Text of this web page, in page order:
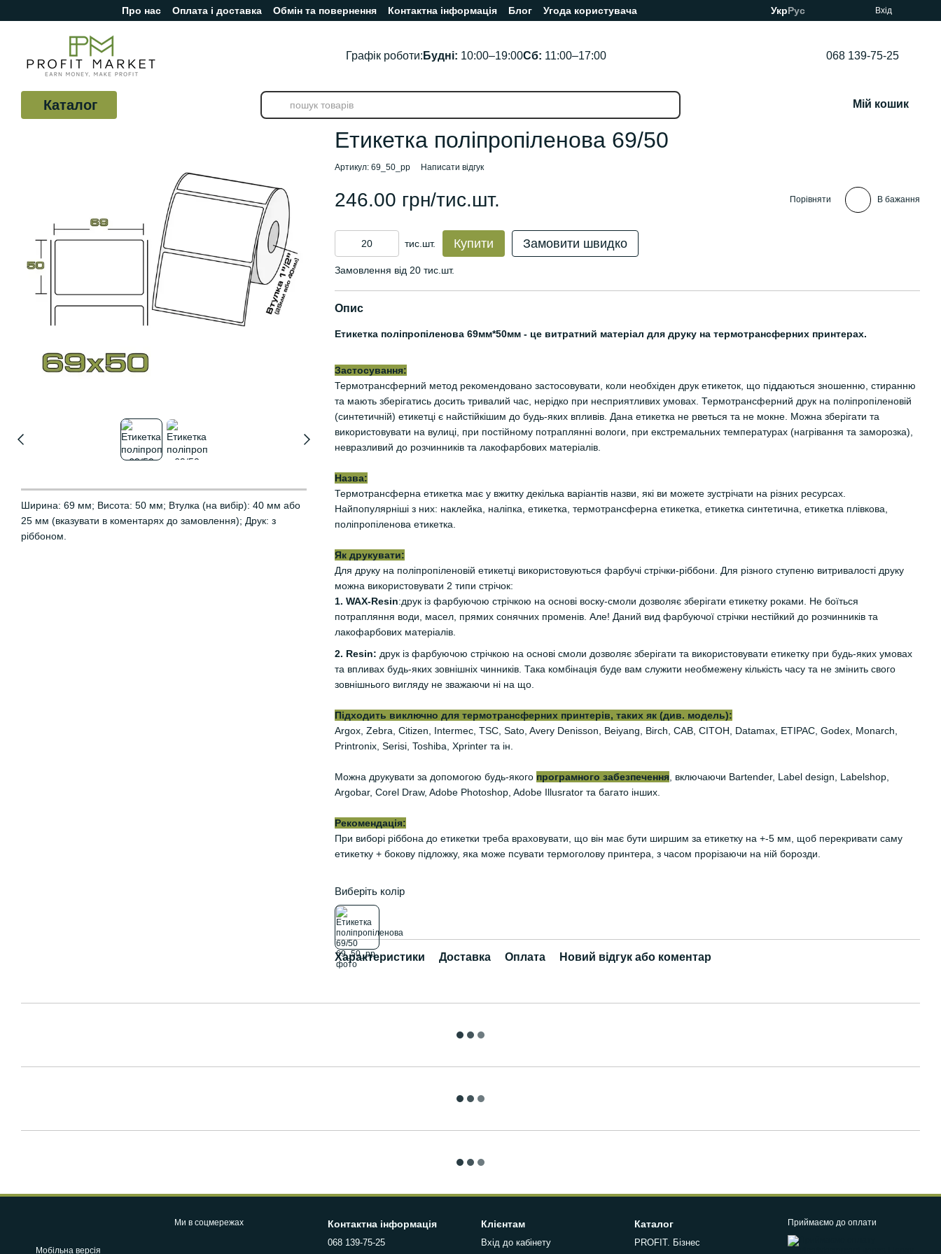
Перейти до основного контенту
Про нас Оплата і доставка Обмін та повернення Контактна інформація Блог
Угода користувача
Відгуки про магазин
УкрРус Вхід
Графік роботи: Будні: 10:00–19:00Сб: 11:00–17:00 068 139-75-25
Каталог Мій кошик
Ширина: 69 мм; Висота: 50 мм; Втулка (на вибір): 40 мм або
25 мм (вказувати в коментарях до замовлення); Друк: з
ріббоном.
Етикетка поліпропіленова 69/50
Артикул: 69_50_pp Написати відгук
246.00 грн/тис.шт. Порівняти В бажання
тис.шт. Купити Замовити швидко
Замовлення від 20 тис.шт.
Опис
Етикетка поліпропіленова 69мм*50мм - це витратний матеріал для друку на термотрансферних принтерах.
Застосування:
Термотрансферний метод рекомендовано застосовувати, коли необхіден друк етикеток, що піддаються зношенню, стиранню
та мають зберігатись досить тривалий час, нерідко при несприятливих умовах. Термотрансферний друк на поліпропіленовій
(синтетичній) етикетці є найстійкішим до будь-яких впливів. Дана етикетка не рветься та не мокне. Можна зберігати та
використовувати на вулиці, при постійному потраплянні вологи, при екстремальних температурах (нагрівання та заморозка),
невразливий до розчинників та лакофарбових матеріалів.
Назва:
Термотрансферна етикетка має у вжитку декілька варіантів назви, які ви можете зустрічати на різних ресурсах.
Найпопулярніші з них: наклейка, наліпка, етикетка, термотрансферна етикетка, етикетка синтетична, етикетка плівкова,
поліпропіленова етикетка.
Як друкувати:
Для друку на поліпропіленовій етикетці використовуються фарбучі стрічки-ріббони. Для різного ступеню витривалості друку
можна використовувати 2 типи стрічок:
1. WAX-Resin:друк із фарбуючою стрічкою на основі воску-смоли дозволяє зберігати етикетку роками. Не боїться
потрапляння води, масел, прямих сонячних променів. Але! Даний вид фарбуючої стрічки нестійкий до розчинників та
лакофарбових матеріалів.
2. Resin: друк із фарбуючою стрічкою на основі смоли дозволяє зберігати та використовувати етикетку при будь-яких умовах
та впливах будь-яких зовнішніх чинників. Така комбінація буде вам служити необмежену кількість часу та не змінить свого
зовнішнього вигляду не зважаючи ні на що.
Підходить виключно для термотрансферних принтерів, таких як (див. модель):
Argox, Zebra, Citizen, Intermec, TSC, Sato, Avery Denisson, Beiyang, Birch, CAB, CITOH, Datamax, ETIPAC, Godex, Monarch,
Printronix, Serisi, Toshiba, Xprinter та ін.
Можна друкувати за допомогою будь-якого програмного забезпечення , включаючи Bartender, Label design, Labelshop,
Argobar, Corel Draw, Adobe Photoshop, Adobe Illusrator та багато інших.
Рекомендація:
При виборі ріббона до етикетки треба враховувати, що він має бути ширшим за етикетку на +-5 мм, щоб перекривати саму
етикетку + бокову підложку, яка може псувати термоголову принтера, з часом прорізаючи на ній борозди.
Виберіть колір
Характеристики Доставка Оплата Новий відгук або коментар
Мобільна версія
Ми в соцмережах Контактна інформація
068 139-75-25
Клієнтам
Вхід до кабінету
Каталог
PROFIT. Бізнес
Приймаємо до оплати